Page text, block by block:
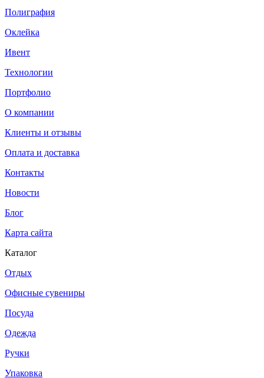
Полиграфия
Оклейка
Ивент
Технологии
Портфолио
О компании
Клиенты и отзывы
Оплата и доставка
Контакты
Новости
Блог
Карта сайта
Каталог
Отдых
Офисные сувениры
Посуда
Одежда
Ручки
Упаковка